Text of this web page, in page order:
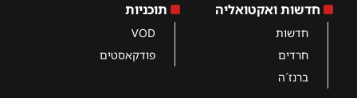
חדשות ואקטואליה
חדשות
חרדים
ברנז´ה
תוכניות
VOD
פודקאסטים